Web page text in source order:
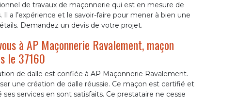
de travaux de maçonnerie qui est en mesure de
a l’expérience et le savoir-faire pour mener à bien une
Demandez un devis de votre projet.
à AP Maçonnerie Ravalement, maçon
le 37160
de dalle est confiée à AP Maçonnerie Ravalement.
une création de dalle réussie. Ce maçon est certifié et
services en sont satisfaits. Ce prestataire ne cesse